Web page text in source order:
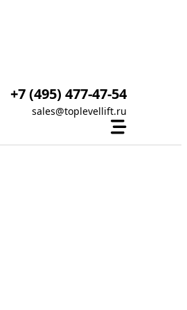
+7 (495) 477-47-54
sales@toplevellift.ru